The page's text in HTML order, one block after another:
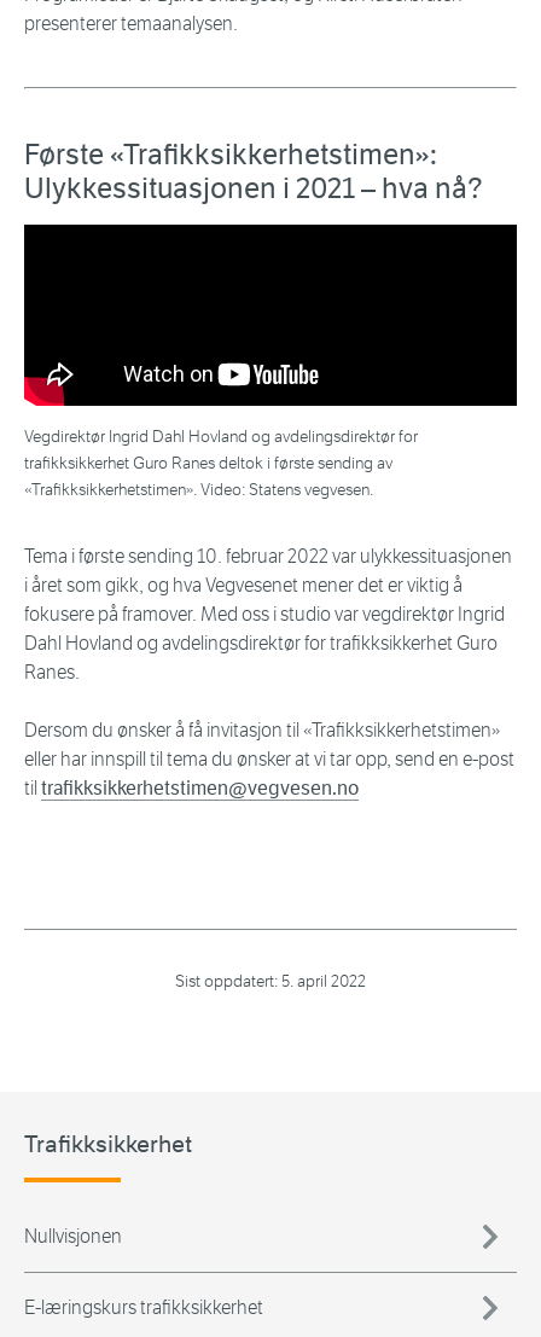
presenterer temaanalysen.
Første «Trafikksikkerhetstimen»:
Ulykkessituasjonen i 2021 – hva nå?
Vegdirektør Ingrid Dahl Hovland og avdelingsdirektør for
trafikksikkerhet Guro Ranes deltok i første sending av
«Trafikksikkerhetstimen». Video: Statens vegvesen.
Tema i første sending 10. februar 2022 var ulykkessituasjonen
i året som gikk, og hva Vegvesenet mener det er viktig å
fokusere på framover. Med oss i studio var vegdirektør Ingrid
Dahl Hovland og avdelingsdirektør for trafikksikkerhet Guro
Ranes.
Dersom du ønsker å få invitasjon til «Trafikksikkerhetstimen»
eller har innspill til tema du ønsker at vi tar opp, send en e-post
til trafikksikkerhetstimen@vegvesen.no
Sist oppdatert:5. april 2022
Trafikksikkerhet
Nullvisjonen
E-læringskurs trafikksikkerhet